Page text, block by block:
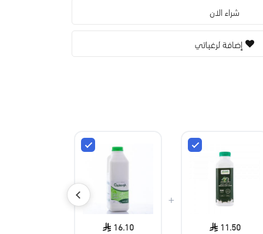
شراء الان
إضافة لرغباتي
11.50
+
16.10
+